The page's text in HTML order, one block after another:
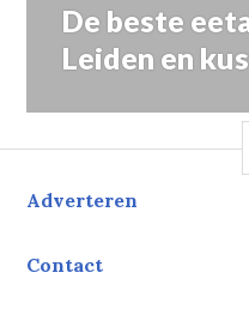
Volgend
bericht:
De beste
Leiden en
Adverteren
Contact